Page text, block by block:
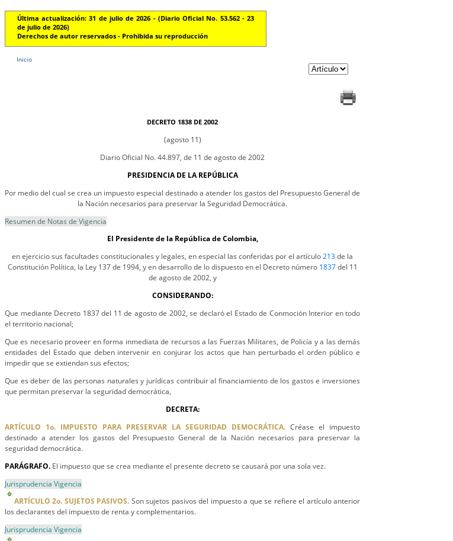
Última actualización: 31 de julio de 2026 - (Diario Oficial No. 53.562 - 23
de julio de 2026)
Derechos de autor reservados - Prohibida su reproducción
Inicio
DECRETO 1838 DE 2002
(agosto 11)
Diario Oficial No. 44.897, de 11 de agosto de 2002
PRESIDENCIA DE LA REPÚBLICA
Por medio del cual se crea un impuesto especial destinado a atender los gastos del Presupuesto General de
la Nación necesarios para preservar la Seguridad Democrática.
Resumen de Notas de Vigencia
El Presidente de la República de Colombia,
en ejercicio sus facultades constitucionales y legales, en especial las conferidas por el artículo213de la
Constitución Política, la Ley 137 de 1994, y en desarrollo de lo dispuesto en el Decreto número 1837del 11
de agosto de 2002, y
CONSIDERANDO:
Que mediante Decreto 1837 del 11 de agosto de 2002, se declaró el Estado de Conmoción Interior en todo
el territorio nacional;
Que es necesario proveer en forma inmediata de recursos a las Fuerzas Militares, de Policía y a las demás
entidades del Estado que deben intervenir en conjurar los actos que han perturbado el orden público e
impedir que se extiendan sus efectos;
Que es deber de las personas naturales y jurídicas contribuir al financiamiento de los gastos e inversiones
que permitan preservar la seguridad democrática,
DECRETA:
ARTÍCULO 1o. IMPUESTO PARA PRESERVAR LA SEGURIDAD DEMOCRÁTICA. Créase el impuesto
destinado a atender los gastos del Presupuesto General de la Nación necesarios para preservar la
seguridad democrática.
PARÁGRAFO. El impuesto que se crea mediante el presente decreto se causará por una sola vez.
Jurisprudencia Vigencia
ARTÍCULO 2o. SUJETOS PASIVOS. Son sujetos pasivos del impuesto a que se refiere el artículo anterior
los declarantes del impuesto de renta y complementarios.
Jurisprudencia Vigencia